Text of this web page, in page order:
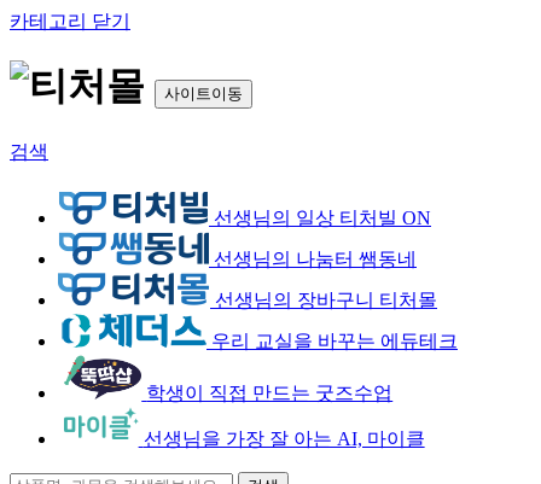
카테고리 닫기
사이트이동
검색
선생님의 일상 티처빌 ON
선생님의 나눔터 쌤동네
선생님의 장바구니 티처몰
우리 교실을 바꾸는 에듀테크
학생이 직접 만드는 굿즈수업
선생님을 가장 잘 아는 AI, 마이클